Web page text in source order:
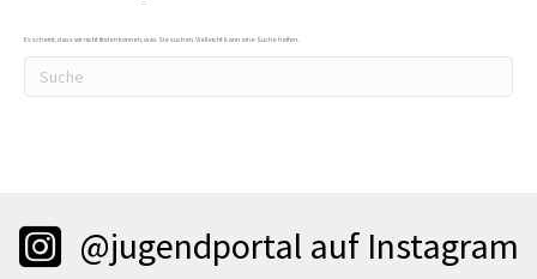
Es scheint, dass wir nicht finden können, was Sie suchen. Vielleicht kann eine Suche helfen.
@jugendportal auf Instagram